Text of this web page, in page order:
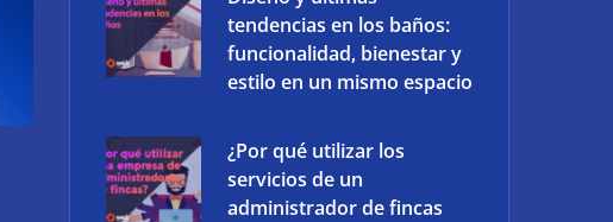
tendencias en los baños:
funcionalidad, bienestar y
estilo en un mismo espacio
¿Por qué utilizar los
servicios de un
administrador de fincas